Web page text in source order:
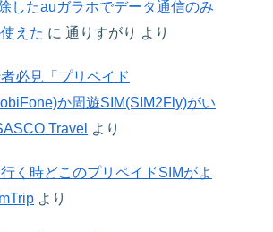
したauガラホでデータ通信のみ
えた に 通りすがり より
必見「プリペイド
か周遊SIM(SIM2Fly)がい
Travel より
く時どこのプリペイドSIMがよ
より